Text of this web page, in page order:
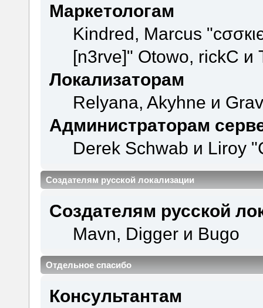
Маркетологам
Kindred, Marcus
[n3rve]" Otowo, rickC и
Локализаторам
Relyana, Akyhne и
Администраторам
Derek Schwab и Liroy
Создателям русской локализации
Создателям русской
Mavn, Digger и Bugo
Отдельное спасибо
Консультантам